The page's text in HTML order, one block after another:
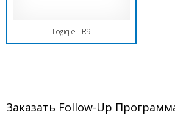
Logiq e - R9
Заказать Follow-Up